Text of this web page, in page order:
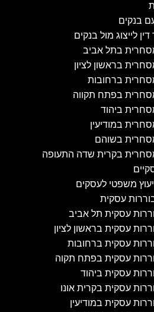
בנקים
דין לייצוג מול בנקים
בתל אביב
בראשון לציון
ברחובות
בפתח תקווה
ביהוד
במודיעין
בשוהם
מסחרית בקרית שדה התעופה
משפטי לעסקים
עסקית
עסקית תל אביב
עסקית בראשון לציון
עסקית ברחובות
עסקית בפתח תקוה
עסקית ביהוד
עסקית בקרית אונו
עסקית במודיעין